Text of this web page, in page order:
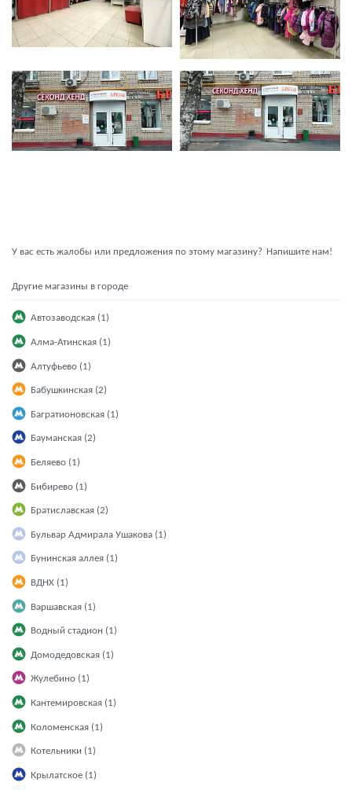
У вас есть жалобы или предложения по этому магазину? Напишите нам!
Другие магазины в городе
Автозаводская (1)
Алма-Атинская (1)
Алтуфьево (1)
Бабушкинская (2)
Багратионовская (1)
Бауманская (2)
Беляево (1)
Бибирево (1)
Братиславская (2)
Бульвар Адмирала Ушакова (1)
Бунинская аллея (1)
ВДНХ (1)
Варшавская (1)
Водный стадион (1)
Домодедовская (1)
Жулебино (1)
Кантемировская (1)
Коломенская (1)
Котельники (1)
Крылатское (1)